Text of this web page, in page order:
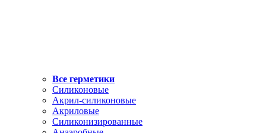
Все герметики
Силиконовые
Акрил-силиконовые
Акриловые
Силиконизированные